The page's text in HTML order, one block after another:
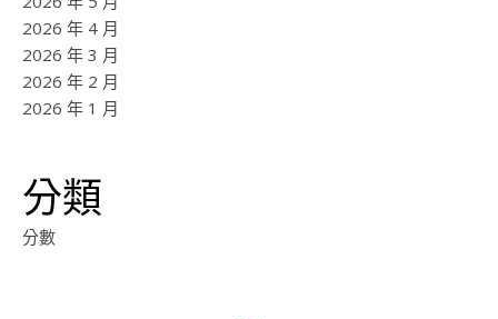
2026 年 4 月
2026 年 3 月
2026 年 2 月
2026 年 1 月
分類
分數